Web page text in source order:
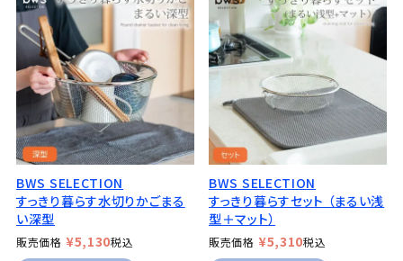
BWS SELECTION
すっきり暮らす水切りかごまる
い深型
販売価格 ¥5,130税込
BWS SELECTION
すっきり暮らすセット （まるい浅
型＋マット）
販売価格 ¥5,310税込